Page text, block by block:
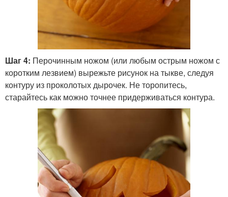
Шаг 4: Перочинным ножом (или любым острым ножом с
коротким лезвием) вырежьте рисунок на тыкве, следуя
контуру из проколотых дырочек. Не торопитесь,
старайтесь как можно точнее придерживаться контура.